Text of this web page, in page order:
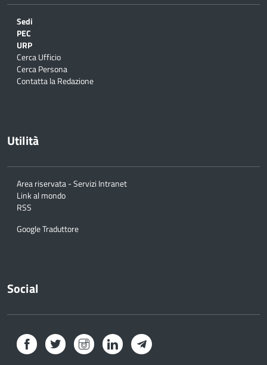
Sedi
PEC
URP
Cerca Ufficio
Cerca Persona
Contatta la Redazione
Utilità
Area riservata - Servizi Intranet
Link al mondo
RSS
Google Traduttore
Social
Facebook Twitter InstagramLinkedInTelegram